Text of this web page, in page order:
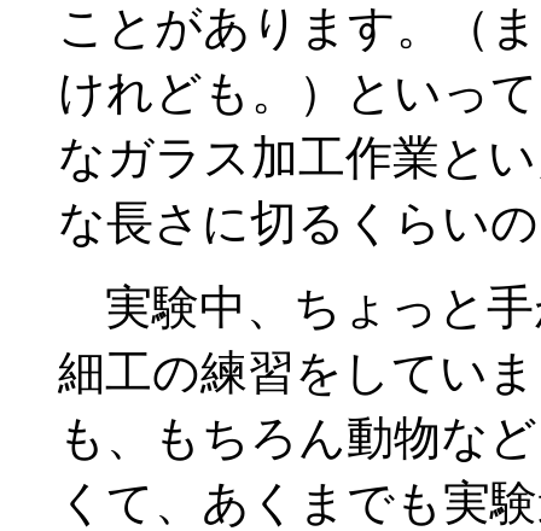
ことがあります。（
けれども。）といっ
なガラス加工作業と
な長さに切るくらい
実験中、ちょっと
細工の練習をしてい
も、もちろん動物な
くて、あくまでも実